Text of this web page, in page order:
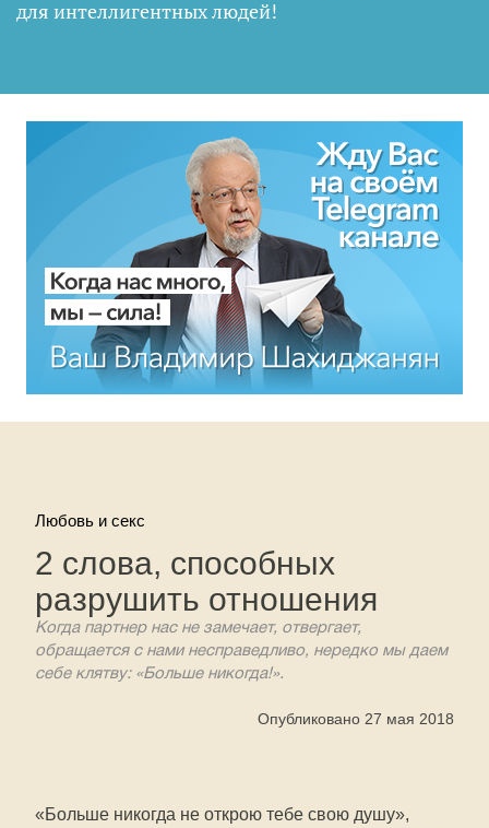
для интеллигентных людей!
Любовь и секс
2 слова, способных
разрушить отношения
Когда партнер нас не замечает, отвергает,
обращается с нами несправедливо, нередко мы даем
себе клятву: «Больше никогда!».
Опубликовано 27 мая 2018
«Больше никогда не открою тебе свою душу»,